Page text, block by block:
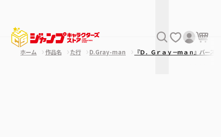
ホーム 作品名 た行 D.Gray-man 『Ｄ．Ｇｒａｙ－ｍａｎ』バー